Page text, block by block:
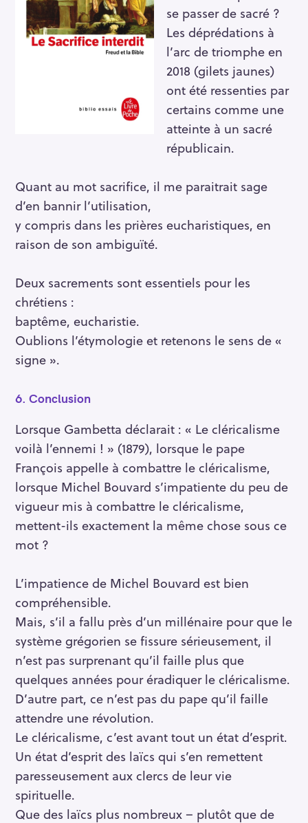
se passer de sacré ?
Les déprédations à
l’arc de triomphe en
2018 (gilets jaunes)
ont été ressenties par
certains comme une
atteinte à un sacré
républicain.
Quant au mot sacrifice, il me paraitrait sage
d’en bannir l’utilisation,
y compris dans les prières eucharistiques, en
raison de son ambiguïté.
Deux sacrements sont essentiels pour les
chrétiens :
baptême, eucharistie.
Oublions l’étymologie et retenons le sens de «
signe ».
6. Conclusion
Lorsque Gambetta déclarait : « Le cléricalisme
voilà l’ennemi ! » (1879), lorsque le pape
François appelle à combattre le cléricalisme,
lorsque Michel Bouvard s’impatiente du peu de
vigueur mis à combattre le cléricalisme,
mettent-ils exactement la même chose sous ce
mot ?
L’impatience de Michel Bouvard est bien
compréhensible.
Mais, s’il a fallu près d’un millénaire pour que le
système grégorien se fissure sérieusement, il
n’est pas surprenant qu’il faille plus que
quelques années pour éradiquer le cléricalisme.
D’autre part, ce n’est pas du pape qu’il faille
attendre une révolution.
Le cléricalisme, c’est avant tout un état d’esprit.
Un état d’esprit des laïcs qui s’en remettent
paresseusement aux clercs de leur vie
spirituelle.
Que des laïcs plus nombreux – plutôt que de